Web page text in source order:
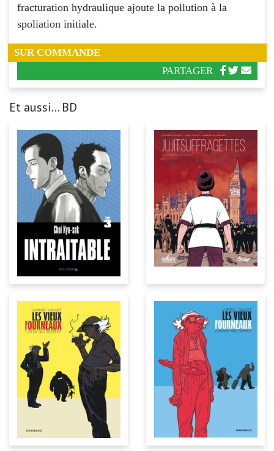
fracturation hydraulique ajoute la pollution à la
spoliation initiale.
SUR COMMANDE
PARTAGER
Et aussi... BD